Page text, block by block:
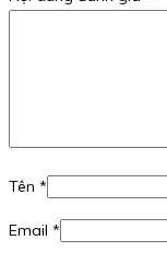
Tên *
Email *